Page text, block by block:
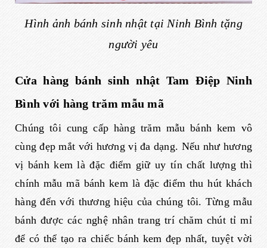
Hình ảnh bánh sinh nhật tại Ninh Bình tặng
người yêu
Cửa hàng bánh sinh nhật Tam Điệp Ninh
Bình với hàng trăm mẫu mã
Chúng tôi cung cấp hàng trăm mẫu bánh kem vô
cùng đẹp mắt với hương vị đa dạng. Nếu như hương
vị bánh kem là đặc điểm giữ uy tín chất lượng thì
chính mẫu mã bánh kem là đặc điểm thu hút khách
hàng đến với thương hiệu của chúng tôi. Từng mẫu
bánh được các nghệ nhân trang trí chăm chút tỉ mỉ
để có thể tạo ra chiếc bánh kem đẹp nhất, tuyệt vời